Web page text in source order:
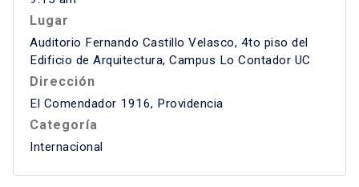
Lugar
Auditorio Fernando Castillo Velasco, 4to piso del
Edificio de Arquitectura, Campus Lo Contador UC
Dirección
El Comendador 1916, Providencia
Categoría
Internacional